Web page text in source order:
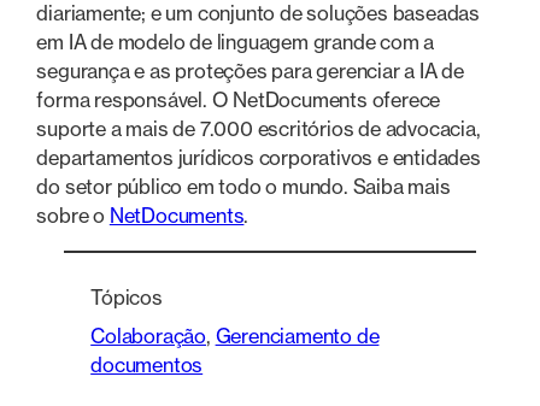
diariamente; e um conjunto de soluções baseadas
em IA de modelo de linguagem grande com a
segurança e as proteções para gerenciar a IA de
forma responsável. O NetDocuments oferece
suporte a mais de 7.000 escritórios de advocacia,
departamentos jurídicos corporativos e entidades
do setor público em todo o mundo. Saiba mais
sobre o NetDocuments.
Tópicos
Colaboração, Gerenciamento de
documentos